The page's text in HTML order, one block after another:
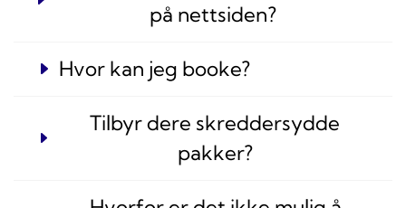
på nettsiden?
Hvor kan jeg booke?
Tilbyr dere skreddersydde
pakker?